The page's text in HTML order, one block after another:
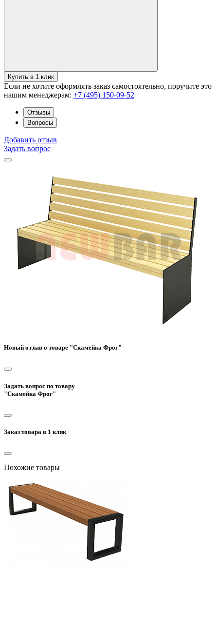
Купить в 1 клик
Если не хотите оформлять заказ самостоятельно, поручите это
нашим менеджерам: +7 (495) 150-09-52
Отзывы
Вопросы
Добавить отзыв
Задать вопрос
Новый отзыв о товаре "Скамейка Фрог"
Задать вопрос по товару
"Скамейка Фрог"
Заказ товара в 1 клик
Похожие товары